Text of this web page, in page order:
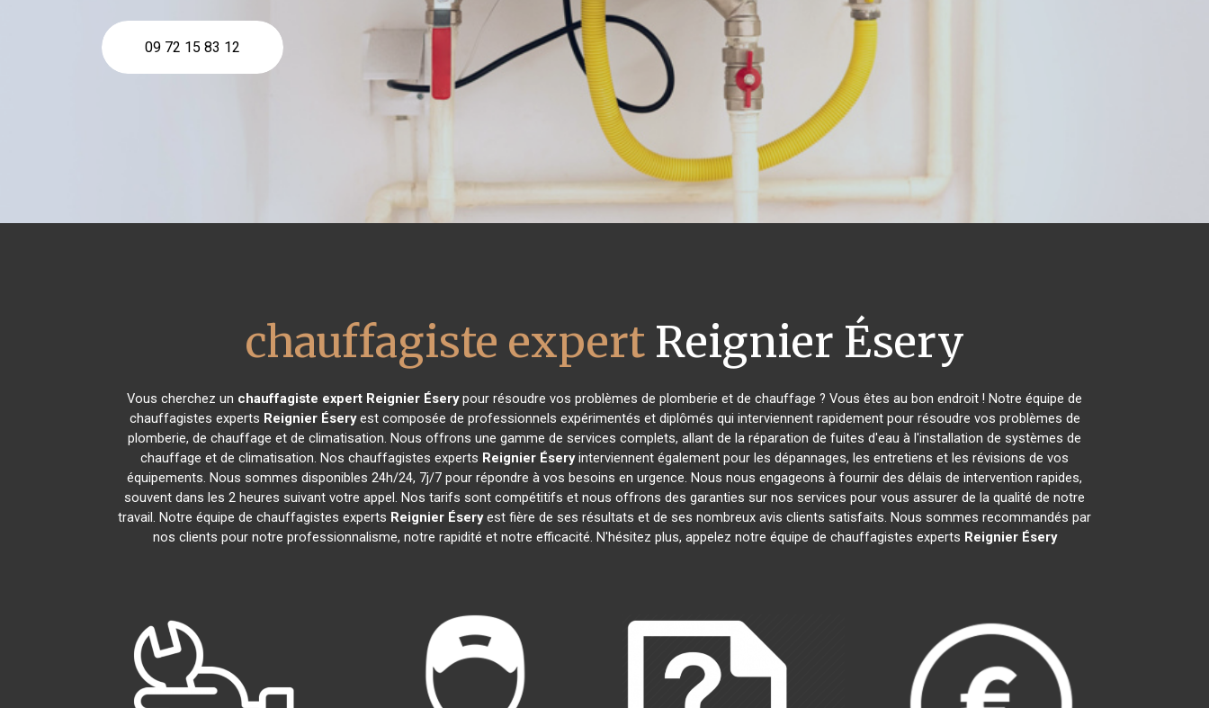
09 72 15 83 12
chauffagiste expert Reignier Ésery
Vous cherchez un chauffagiste expert Reignier Éserypour résoudre vos problèmes de plomberie et de chauffage ? Vous êtes au bon endroit ! Notre équipe de
chauffagistes experts Reignier Éseryest composée de professionnels expérimentés et diplômés qui interviennent rapidement pour résoudre vos problèmes de
plomberie, de chauffage et de climatisation. Nous offrons une gamme de services complets, allant de la réparation de fuites d'eau à l'installation de systèmes de
chauffage et de climatisation. Nos chauffagistes experts Reignier Éseryinterviennent également pour les dépannages, les entretiens et les révisions de vos
équipements. Nous sommes disponibles 24h/24, 7j/7 pour répondre à vos besoins en urgence. Nous nous engageons à fournir des délais de intervention rapides,
souvent dans les 2 heures suivant votre appel. Nos tarifs sont compétitifs et nous offrons des garanties sur nos services pour vous assurer de la qualité de notre
travail. Notre équipe de chauffagistes experts Reignier Éseryest fière de ses résultats et de ses nombreux avis clients satisfaits. Nous sommes recommandés par
nos clients pour notre professionnalisme, notre rapidité et notre efficacité. N'hésitez plus, appelez notre équipe de chauffagistes experts Reignier Ésery